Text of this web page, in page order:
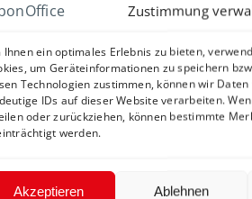
Zustimmung
Ihnen ein optimales Erlebnis zu bieten,
um Geräteinformationen zu speichern
Technologien zustimmen, können wir
IDs auf dieser Website verarbeiten.
oder zurückziehen, können bestimmte
werden.
Akzeptieren Ablehnen
Für alle,
Kalle Kraft –
den nötigen